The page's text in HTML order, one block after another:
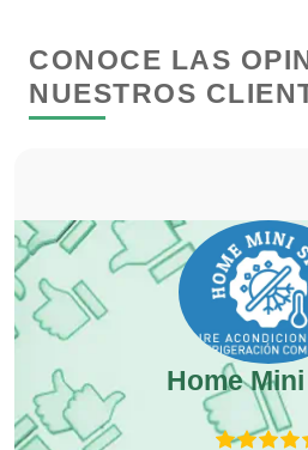
Desperdicios
Edecanes
Electricidad y Plomería
CONOCE LAS
NUESTROS
Home